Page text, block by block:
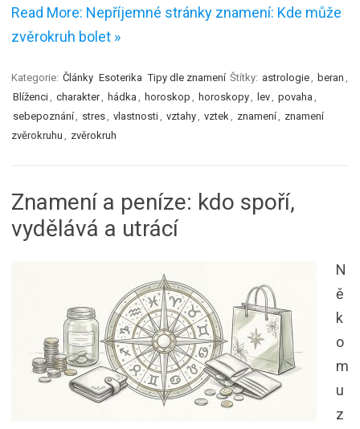
Read More: Nepříjemné stránky znamení: Kde může
zvěrokruh bolet »
Kategorie: Články Esoterika Tipy dle znamení Štítky: astrologie beran
Blíženci
charakter hádka horoskop horoskopy lev povaha
sebepoznání
stres vlastnosti vztahy vztek znamení
znamení
zvěrokruhu
zvěrokruh
Znamení a peníze: kdo spoří,
vydělává a utrácí
N
ě
k
o
m
u
z